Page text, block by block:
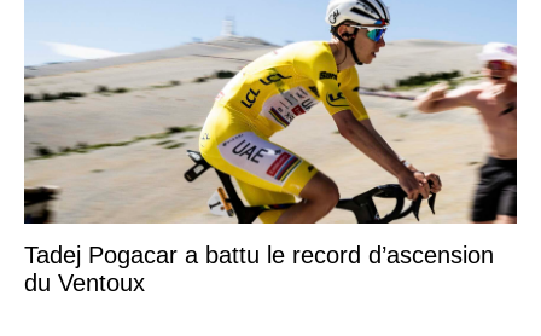
Tadej Pogacar a battu le record d’ascension
du Ventoux